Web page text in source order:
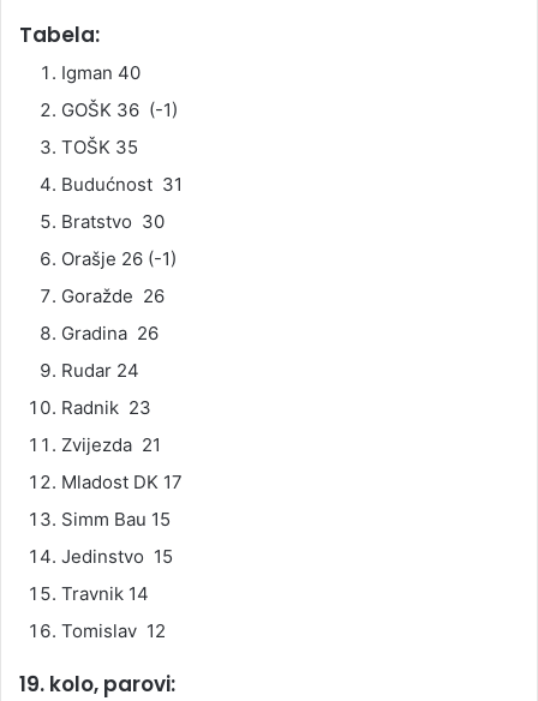
Tabela:
Igman 40
GOŠK 36 (-1)
TOŠK 35
Budućnost 31
Bratstvo 30
Orašje 26 (-1)
Goražde 26
Gradina 26
Rudar 24
Radnik 23
Zvijezda 21
Mladost DK 17
Simm Bau 15
Jedinstvo 15
Travnik 14
Tomislav 12
19. kolo, parovi: